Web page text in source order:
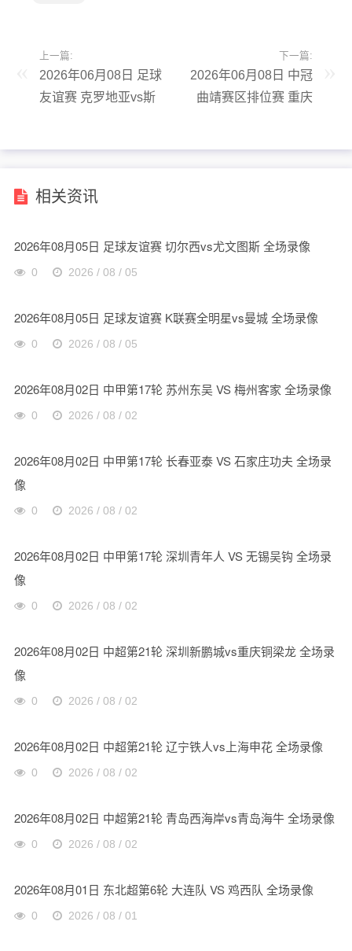
上一篇:
2026年06月08日 足球
友谊赛 克罗地亚vs斯
下一篇:
2026年06月08日 中冠
曲靖赛区排位赛 重庆
相关资讯
2026年08月05日 足球友谊赛 切尔西vs尤文图斯 全场录像
0 2026 / 08 / 05
2026年08月05日 足球友谊赛 K联赛全明星vs曼城 全场录像
0 2026 / 08 / 05
2026年08月02日 中甲第17轮 苏州东吴 VS 梅州客家 全场录像
0 2026 / 08 / 02
2026年08月02日 中甲第17轮 长春亚泰 VS 石家庄功夫 全场录
像
0 2026 / 08 / 02
2026年08月02日 中甲第17轮 深圳青年人 VS 无锡吴钩 全场录
像
0 2026 / 08 / 02
2026年08月02日 中超第21轮 深圳新鹏城vs重庆铜梁龙 全场录
像
0 2026 / 08 / 02
2026年08月02日 中超第21轮 辽宁铁人vs上海申花 全场录像
0 2026 / 08 / 02
2026年08月02日 中超第21轮 青岛西海岸vs青岛海牛 全场录像
0 2026 / 08 / 02
2026年08月01日 东北超第6轮 大连队 VS 鸡西队 全场录像
0 2026 / 08 / 01